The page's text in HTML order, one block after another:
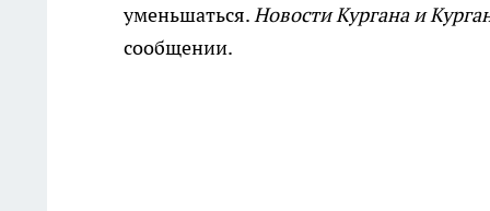
уменьшаться.Новости Кургана и
сообщении.